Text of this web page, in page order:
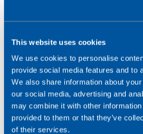
This website uses cookies
We use cookies to personalise
provide social media features and to
We also share information about
our social media, advertising and
may combine it with other information
provided to them or that they’ve
of their services.
UMTS (Universal Mobile
Service) er den dominerende
3G.